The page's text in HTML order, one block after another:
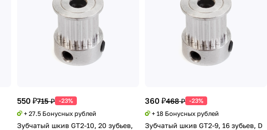
550 ₽715 ₽ -23%
+ 27.5 Бонусных рублей
Зубчатый шкив GT2-10, 20 зубьев,
360 ₽468 ₽ -23%
+ 18 Бонусных рублей
Зубчатый шкив GT2-9, 16 зубьев, D